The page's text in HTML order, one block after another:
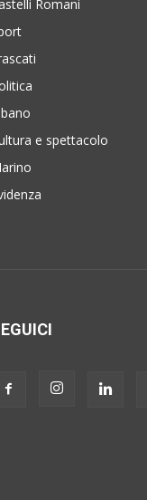
Romani
e spettacolo